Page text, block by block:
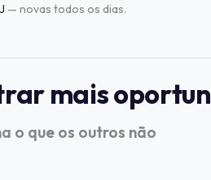
— novas todos os dias.
mais
o que os outros não